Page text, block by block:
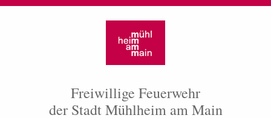
Freiwillige Feuerwehr
der Stadt Mühlheim am Main